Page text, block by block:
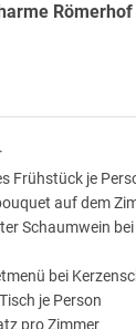
Frühstück je
auf dem
Schaumwein
bei
je Person
pro Zimmer